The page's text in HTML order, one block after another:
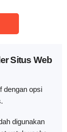
Situs Web
dengan opsi
digunakan